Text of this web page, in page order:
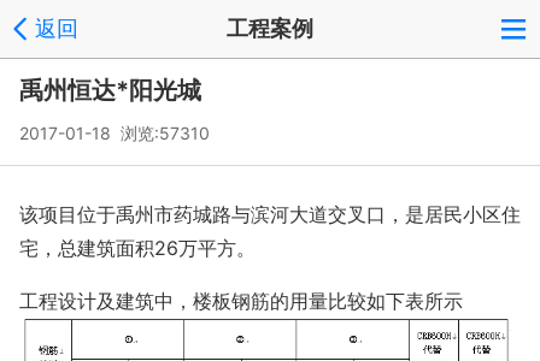
返回 工程案例
禹州恒达*阳光城
2017-01-18 浏览:57310
该项目位于禹州市药城路与滨河大道交叉口，是居民小区住
宅，总建筑面积26万平方。
工程设计及建筑中，楼板钢筋的用量比较如下表所示